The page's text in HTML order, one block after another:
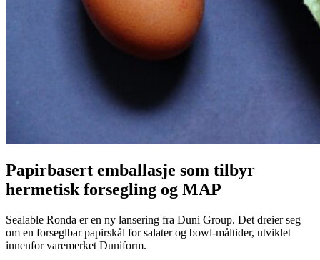
Papirbasert emballasje som tilbyr
hermetisk forsegling og MAP
Sealable Ronda er en ny lansering fra Duni Group. Det dreier seg
om en forseglbar papirskål for salater og bowl‑måltider, utviklet
innenfor varemerket Duniform.